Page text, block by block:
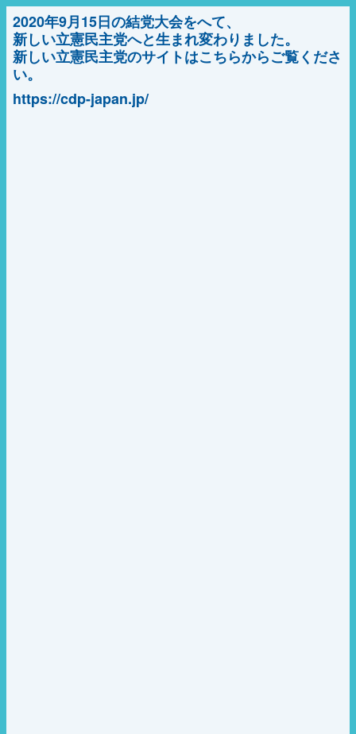
2020年9月15日の結党大会をへて、
新しい立憲民主党へと生まれ変わりました。
新しい立憲民主党のサイトはこちらからご覧くださ
い。
https://cdp-japan.jp/